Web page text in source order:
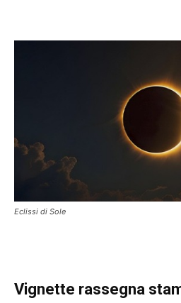
Eclissi di Sole
Vignette rassegna